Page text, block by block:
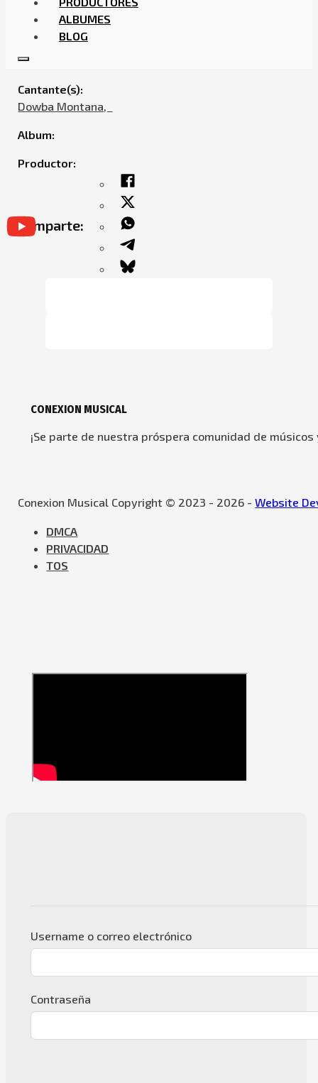
ALBUMES
BLOG
Cantante(s):
Dowba Montana,ㅤㅤ
Album:
Productor:
Comparte:
CONEXION MUSICAL
¡Se parte de nuestra próspera comunidad de
Conexion Musical Copyright © 2023 - 2026 -Website
DMCA
PRIVACIDAD
TOS
Username o correo electrónico
Contraseña